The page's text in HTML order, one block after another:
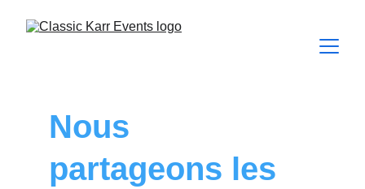
Nous
partageons les